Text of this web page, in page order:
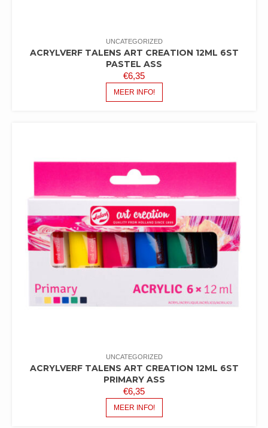
UNCATEGORIZED
ACRYLVERF TALENS ART CREATION 12ML 6ST
PASTEL ASS
€6,35
MEER INFO!
UNCATEGORIZED
ACRYLVERF TALENS ART CREATION 12ML 6ST
PRIMARY ASS
€6,35
MEER INFO!